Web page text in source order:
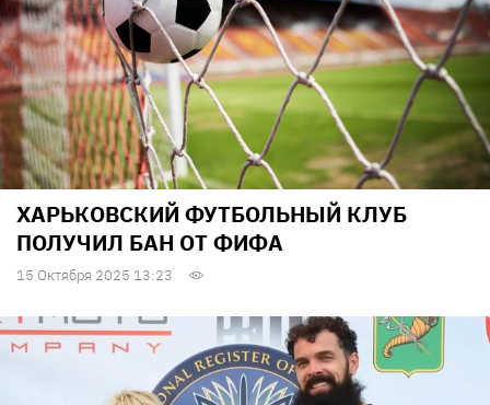
ХАРЬКОВСКИЙ ФУТБОЛЬНЫЙ КЛУБ
ПОЛУЧИЛ БАН ОТ ФИФА
15 Октября 2025 13:23